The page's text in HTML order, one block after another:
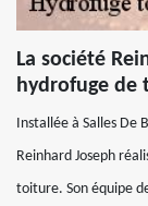
La société
hydrofuge de
Installée à Salles De
Reinhard Joseph
toiture. Son équipe